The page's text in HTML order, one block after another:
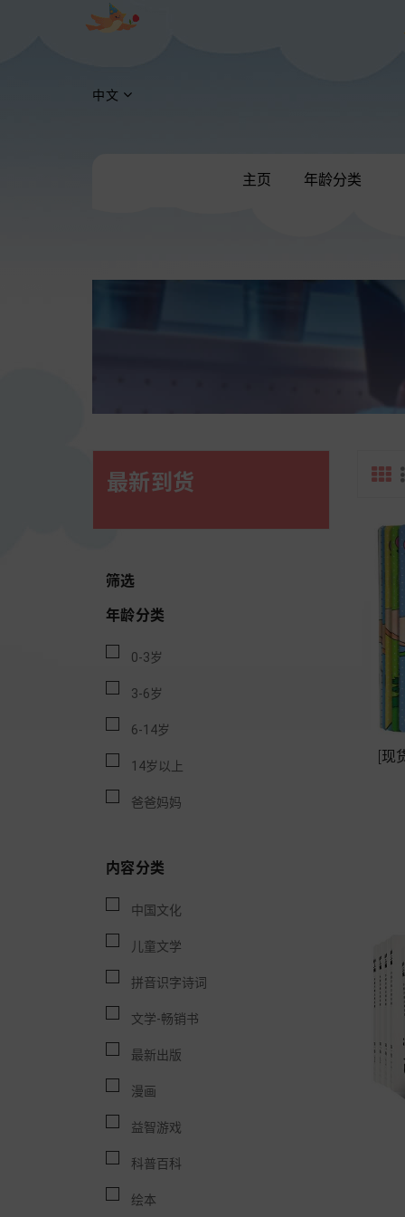
中文
主页 年龄分类
最新到货
筛选
年龄分类
0-3岁
3-6岁
6-14岁
14岁以上
爸爸妈妈
内容分类
中国文化
儿童文学
拼音识字诗词
文学-畅销书
最新出版
漫画
益智游戏
科普百科
绘本
[现